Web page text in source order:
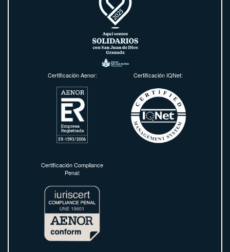
Certificación Aenor: Certificación IQNet:
Certificación Compliance
Penal: